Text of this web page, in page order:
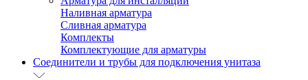
Наливная арматура
Сливная арматура
Комплекты
Комплектующие для арматуры
Соединители и трубы для подключения унитаза